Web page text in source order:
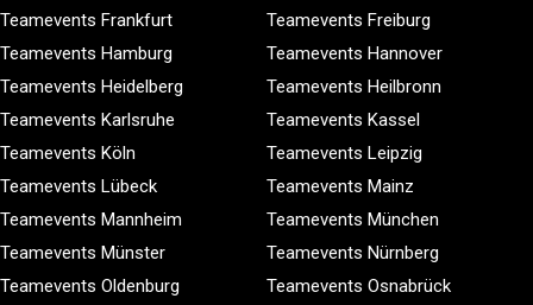
Teamevents Frankfurt
Teamevents Freiburg
Teamevents Hamburg
Teamevents Hannover
Teamevents Heidelberg
Teamevents Heilbronn
Teamevents Karlsruhe
Teamevents Kassel
Teamevents Köln
Teamevents Leipzig
Teamevents Lübeck
Teamevents Mainz
Teamevents Mannheim
Teamevents München
Teamevents Münster
Teamevents Nürnberg
Teamevents Oldenburg
Teamevents Osnabrück